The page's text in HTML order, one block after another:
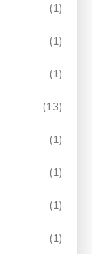
(1)
(1)
(1)
(13)
(1)
(1)
(1)
(1)